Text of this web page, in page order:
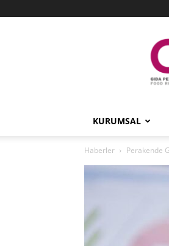
KURUMSAL
Haberler Perakende